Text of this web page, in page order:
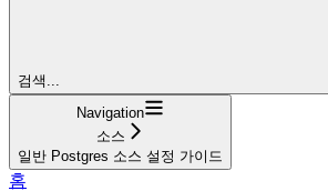
검색...
Navigation
소스
일반 Postgres 소스 설정 가이드
홈